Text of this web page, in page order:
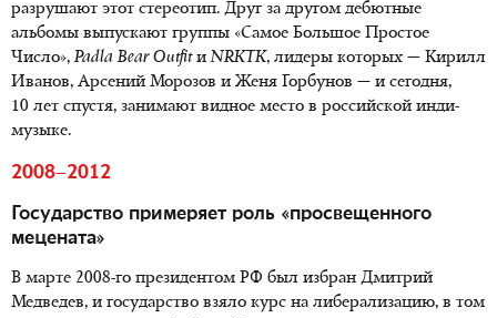
разрушают этот стереотип. Друг за другом дебютные
альбомы выпускают группы «Самое Большое Простое
Число»,Padla Bear OutfitиNRKTK, лидеры которых — Кирилл
Иванов, Арсений Морозов и Женя Горбунов — и сегодня,
10 лет спустя, занимают видное место в российской инди-
музыке.
2008–2012
Государство примеряет роль «просвещенного
мецената»
В марте 2008-го президентом РФ был избран Дмитрий
Медведев, и государство взяло курс на либерализацию, в том